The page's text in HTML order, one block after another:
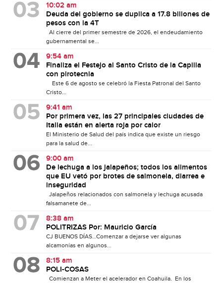
10:02 am
Deuda del gobierno se duplica a 17.8 billones de
pesos con la 4T
Al cierre del primer semestre de 2026, el endeudamiento
gubernamental se...
9:54 am
Finaliza el Festejo al Santo Cristo de la Capilla
con pirotecnia
Este 6 de agosto se celebró la Fiesta Patronal del Santo
Cristo...
9:41 am
Por primera vez, las 27 principales ciudades de
Italia están en alerta roja por calor
El Ministerio de Salud del país indica que existe un riesgo
para la salud de...
9:00 am
De lechuga a los jalapeños; todos los alimentos
que EU vetó por brotes de salmonela, diarrea e
inseguridad
Jalapeños relacionados con salmonela y lechuga acusada
falsamanete de...
8:38 am
POLITRIZAS Por: Mauricio García
CJ BUENOS DÍAS…Comenzar a dejarse ver algunas
alcamonías en algunos...
8:15 am
POLI-COSAS
Comienzan a Meter el acelerador en Coahuila. En los